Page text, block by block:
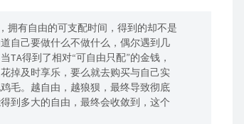
拥有自由的可支配时间，得到的却不是
自己要做什么不做什么，偶尔遇到几
TA得到了相对“可自由只配”的金钱，
掉及时享乐，要么就去购买与自己实
毛。越自由，越狼狈，最终导致彻底
到多大的自由，最终会收敛到，这个